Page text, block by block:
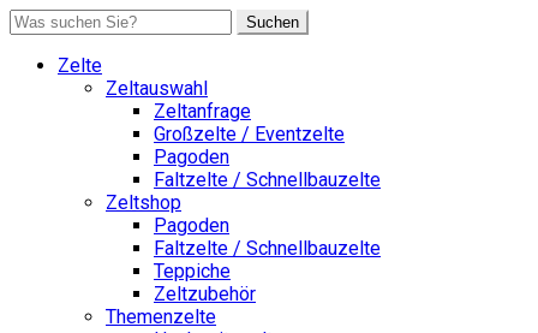
Suchen
Zelte
Zeltauswahl
Zeltanfrage
Großzelte / Eventzelte
Pagoden
Faltzelte / Schnellbauzelte
Zeltshop
Pagoden
Faltzelte / Schnellbauzelte
Teppiche
Zeltzubehör
Themenzelte